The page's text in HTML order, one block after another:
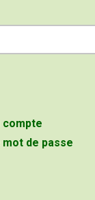
compte
de passe